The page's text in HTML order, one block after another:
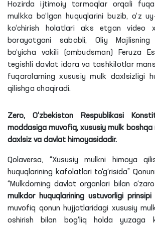
Hozirda ijtimoiy tarmoqlar orqali
mulkka bo‘lgan huquqlarini buzib, o‘z
ko‘chirish holatlari aks etgan video
borayotgani sababli, Oliy Majlisning
bo‘yicha vakili (ombudsman) Feruza
tegishli davlat idora va tashkilotlar
fuqarolarning xususiy mulk daxlsizligi
qilishga chaqiradi.
Zero, O‘zbekiston Respublikasi
moddasiga muvofiq, xususiy mulk boshqa
daхlsiz va davlat himoyasidadir.
Qolaversa, “Xususiy mulkni himoya
huquqlarining kafolatlari to‘g‘risida”
“Mulkdorning davlat organlari bilan
mulkdor huquqlarining ustuvorligi
muvofiq qonun hujjatlaridagi xususiy
oshirish bilan bog‘liq holda yuzaga